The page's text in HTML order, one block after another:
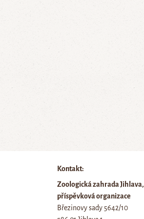
Kontakt:
Zoologická zahrada Jihlava,
příspěvková organizace
Březinovy sady 5642/10